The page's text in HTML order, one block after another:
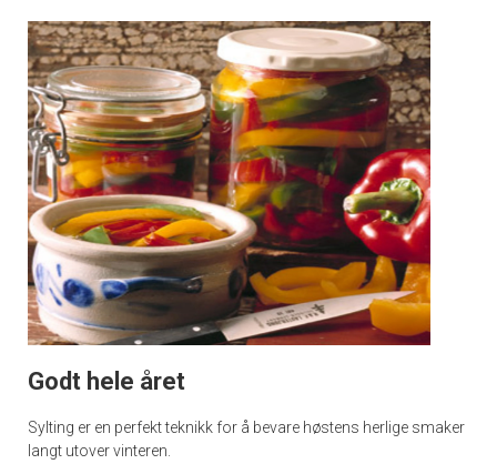
Godt hele året
Sylting er en perfekt teknikk for å bevare høstens herlige smaker
langt utover vinteren.